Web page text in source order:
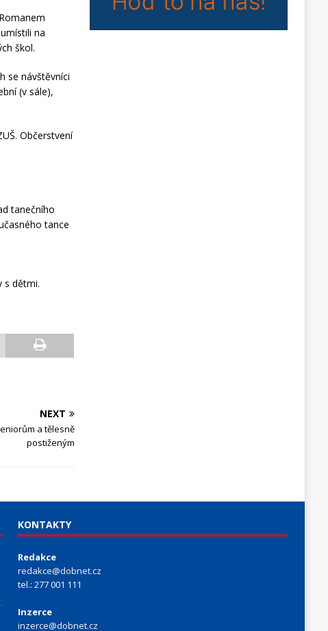
na
škol.
se návštěvníci
(v sále),
Občerstvení
tanečního
tance
s dětmi.
NEXT
a tělesně
postiženým
KONTAKTY
Redakce
redakce@dobnet.cz
tel.: 277 001 111
Inzerce
inzerce@dobnet.cz